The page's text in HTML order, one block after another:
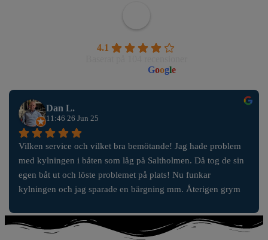
4.1
Google
Dan L.
11:46 26 Jun 25
Vilken service och vilket bra bemötande! Jag hade problem
med kylningen i båten som låg på Saltholmen. Då tog de sin
egen båt ut och löste problemet på plats! Nu funkar
kylningen och jag sparade en bärgning mm. Återigen grym